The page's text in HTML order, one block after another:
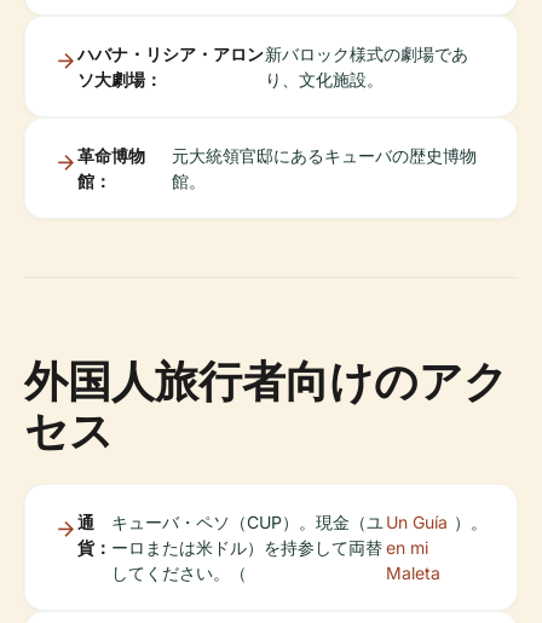
ハバナ・リシア・アロン
ソ大劇場：
新バロック様式の劇場であ
り、文化施設。
革命博物
館：
元大統領官邸にあるキューバの歴史博物
館。
外国人旅行者向けのアク
セス
通
貨：
キューバ・ペソ（CUP）。現金（ユ
ーロまたは米ドル）を持参して両替
してください。（
Un Guía
en mi
Maleta
）。